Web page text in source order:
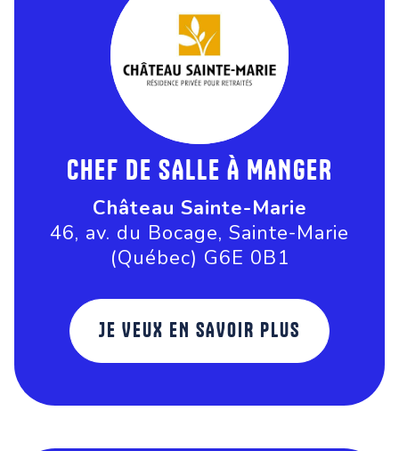
CHEF DE SALLE À MANGER
Château Sainte-Marie
46, av. du Bocage, Sainte-Marie
(Québec) G6E 0B1
JE VEUX EN SAVOIR PLUS